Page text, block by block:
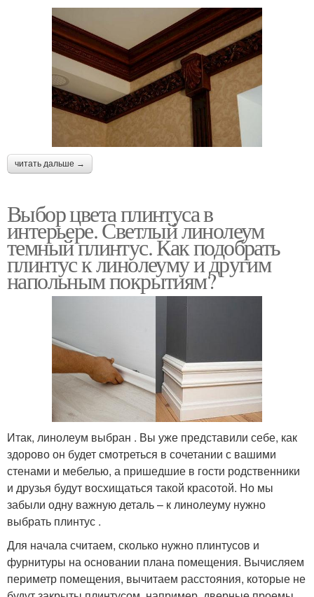
читать дальше →
Выбор цвета плинтуса в
интерьере. Светлый линолеум
темный плинтус. Как подобрать
плинтус к линолеуму и другим
напольным покрытиям?
Итак, линолеум выбран . Вы уже представили себе, как
здорово он будет смотреться в сочетании с вашими
стенами и мебелью, а пришедшие в гости родственники
и друзья будут восхищаться такой красотой. Но мы
забыли одну важную деталь – к линолеуму нужно
выбрать плинтус .
Для начала считаем, сколько нужно плинтусов и
фурнитуры на основании плана помещения. Вычисляем
периметр помещения, вычитаем расстояния, которые не